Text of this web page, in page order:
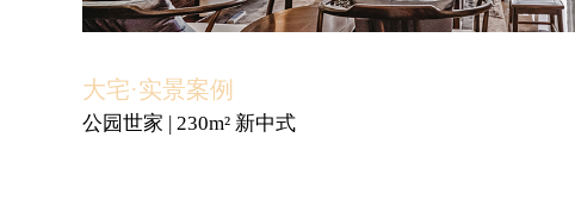
大宅·实景案例
公园世家 | 230m² 新中式